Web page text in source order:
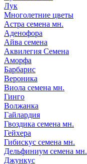
Лук
Многолетние цветы
Астра семена мн.
Аденофора
Айва семена
Аквилегия Семена
Аморфа
Барбарис
Вероника
Виола семена мн.
Гинго
Волжанка
Гайлардия
Гвоздика семена мн.
Гейхера
Гибискус семена мн.
Дельфиниум семена мн.
Джункус